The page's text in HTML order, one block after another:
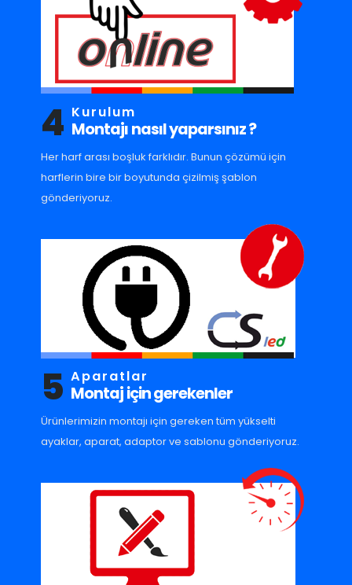
4 Kurulum
Montajı nasıl yaparsınız ?
Her harf arası boşluk farklıdır. Bunun çözümü için
harflerin bire bir boyutunda çizilmiş şablon
gönderiyoruz.
5 Aparatlar
Montaj için gerekenler
Ürünlerimizin montajı için gereken tüm yükselti
ayaklar, aparat, adaptor ve sablonu gönderiyoruz.